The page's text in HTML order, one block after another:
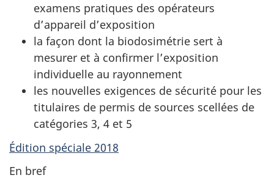
examens pratiques des opérateurs
d’appareil d’exposition
la façon dont la biodosimétrie sert à
mesurer et à confirmer l’exposition
individuelle au rayonnement
les nouvelles exigences de sécurité pour les
titulaires de permis de sources scellées de
catégories 3, 4 et 5
Édition spéciale 2018
En bref